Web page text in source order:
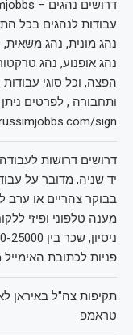
עבודות לנהגים בכל
נהג מונית, נהג
נהג אופנוע, נהג
הפצה, וכל סוגי
ותחבורה , לפרטים
sign/
יד שניה, מדובר על
בבוקר צהריים או ערב
פניות לכתובת האימייל allwhatyouneed2024@gmail.com
תקיפות צה"ל באיראן
טראמפ